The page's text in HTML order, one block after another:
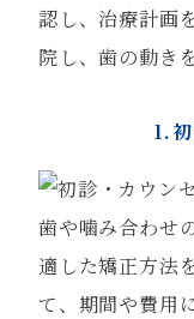
認し、治療計画
院し、歯の動き
1.
歯や噛み合わせ
適した矯正方法
て、期間や費用